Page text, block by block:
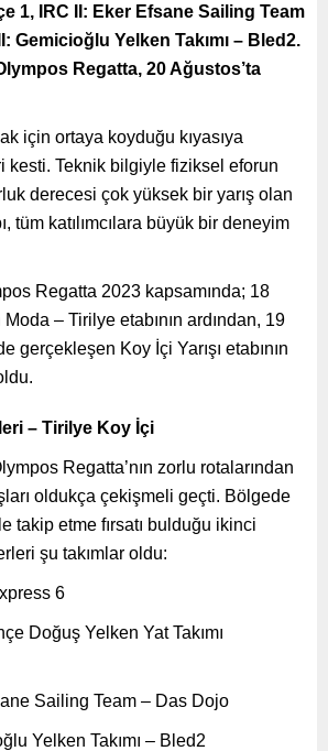
1, IRC II: Eker Efsane Sailing Team
Gemicioğlu Yelken Takımı – Bled2.
Regatta, 20 Ağustos’ta
için ortaya koyduğu kıyasıya
kesti. Teknik bilgiyle fiziksel eforun
derecesi çok yüksek bir yarış olan
tüm katılımcılara büyük bir deneyim
Regatta 2023 kapsamında; 18
– Tirilye etabının ardından, 19
gerçekleşen Koy İçi Yarışı etabının
– Tirilye Koy İçi
Regatta’nın zorlu rotalarından
oldukça çekişmeli geçti. Bölgede
takip etme fırsatı bulduğu ikinci
şu takımlar oldu:
6
Doğuş Yelken Yat Takımı
Sailing Team – Das Dojo
Yelken Takımı – Bled2